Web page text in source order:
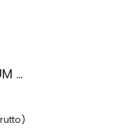
PUZZLE 24 Maxi PREMIUM PLUS KIDS Wesoły spacer Psi Patrol 14388